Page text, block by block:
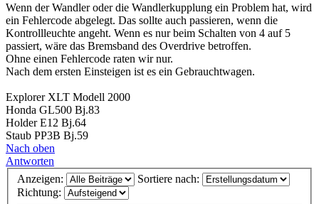
Wenn der Wandler oder die Wandlerkupplung ein Problem hat, wird
ein Fehlercode abgelegt. Das sollte auch passieren, wenn die
Kontrollleuchte angeht. Wenn es nur beim Schalten von 4 auf 5
passiert, wäre das Bremsband des Overdrive betroffen.
Ohne einen Fehlercode raten wir nur.
Nach dem ersten Einsteigen ist es ein Gebrauchtwagen.
Explorer XLT Modell 2000
Honda GL500 Bj.83
Holder E12 Bj.64
Staub PP3B Bj.59
Nach oben
Antworten
Anzeigen:
Sortiere nach:
Richtung: